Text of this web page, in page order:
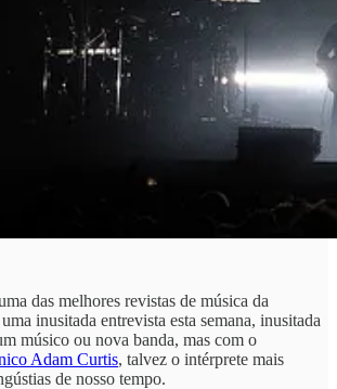
das melhores revistas de música da
inusitada entrevista esta semana, inusitada
músico ou nova banda, mas com o
Adam Curtis, talvez o intérprete mais
de nosso tempo.